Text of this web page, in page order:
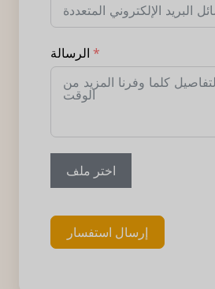
الرسالة
اختر ملف
إرسال استفسار